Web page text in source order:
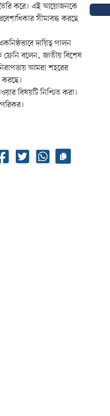
তৈরি করে। এই আয়োজনকে
সীমাবদ্ধ করছে
দায়িত্ব পালন
ফ্রেনি বলেন, জাতীয় বিশেষ
আমরা শহরের
করছে।
বিষয়টি নিশ্চিত করা।